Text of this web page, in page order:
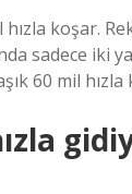
hızla koşar.
sadece iki
60 mil hızla